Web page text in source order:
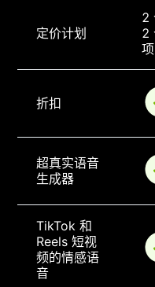
定价计划
2
2
项
折扣
超真实语音
生成器
TikTok 和
Reels 短视
频的情感语
音